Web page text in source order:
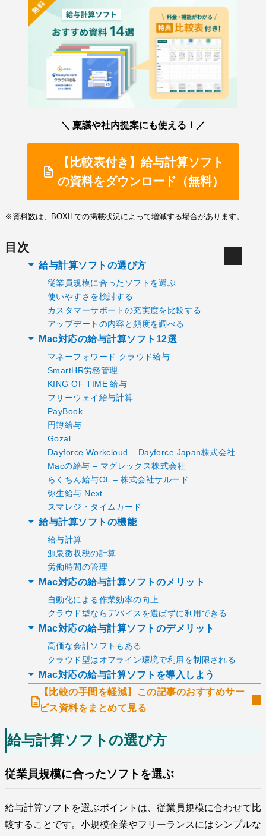
＼ 稟議や社内提案にも使える！／
【比較表付き】給与計算ソフト
の資料をダウンロード（無料）
※資料数は、BOXILでの掲載状況によって増減する場合があります。
目次
給与計算ソフトの選び方
従業員規模に合ったソフトを選ぶ
使いやすさを検討する
カスタマーサポートの充実度を比較する
アップデートの内容と頻度を調べる
Mac対応の給与計算ソフト12選
マネーフォワード クラウド給与
SmartHR労務管理
KING OF TIME 給与
フリーウェイ給与計算
PayBook
円簿給与
Gozal
Dayforce Workcloud – Dayforce Japan株式会社
Macの給与 – マグレックス株式会社
らくちん給与OL – 株式会社サルード
弥生給与 Next
スマレジ・タイムカード
給与計算ソフトの機能
給与計算
源泉徴収税の計算
労働時間の管理
Mac対応の給与計算ソフトのメリット
自動化による作業効率の向上
クラウド型ならデバイスを選ばずに利用できる
Mac対応の給与計算ソフトのデメリット
高価な会計ソフトもある
クラウド型はオフライン環境で利用を制限される
Mac対応の給与計算ソフトを導入しよう
【比較の手間を軽減】この記事のおすすめサー
ビス資料をまとめて見る
給与計算ソフトの選び方
従業員規模に合ったソフトを選ぶ
給与計算ソフトを選ぶポイントは、従業員規模に合わせて比
較することです。小規模企業やフリーランスにはシンプルな